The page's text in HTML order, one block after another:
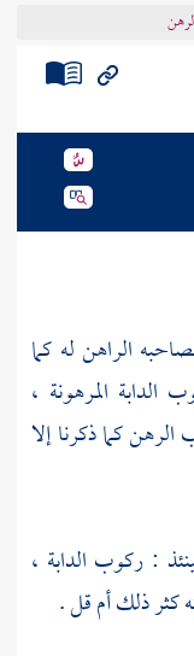
الراهن له كما
المرهونة ،
كما ذكرنا إلا
: ركوب الدابة ،
كثر ذلك أم قل .